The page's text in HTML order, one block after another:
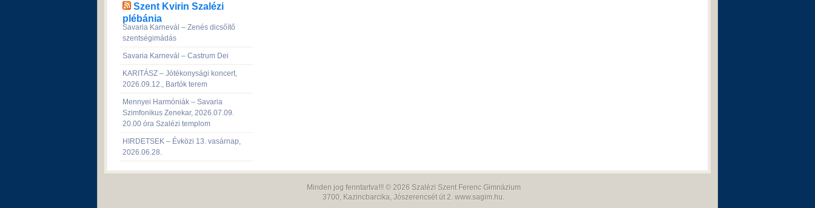
Szent Kvirin Szalézi
plébánia
Savaria Karnevál – Zenés dicsőítő
szentségimádás
Savaria Karnevál – Castrum Dei
KARITÁSZ – Jótékonysági koncert,
2026.09.12., Bartók terem
Mennyei Harmóniák – Savaria
Szimfonikus Zenekar, 2026.07.09.
20.00 óra Szalézi templom
HIRDETSEK – Évközi 13. vasárnap,
2026.06.28.
Minden jog fenntartva!!! © 2026 Szalézi Szent Ferenc Gimnázium
3700, Kazincbarcika, Jószerencsét út 2. www.sagim.hu.